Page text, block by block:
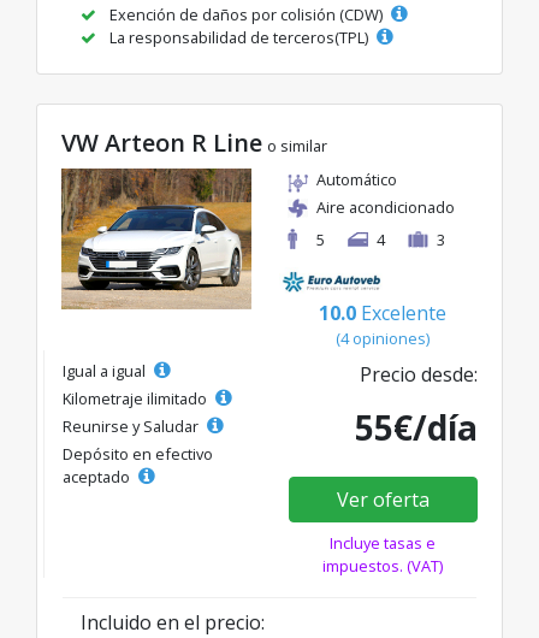
Exención de daños por colisión (CDW)
La responsabilidad de terceros(TPL)
VW Arteon R Line o similar
Automático
Aire acondicionado
5
4 3
10.0 Excelente
(4 opiniones)
Igual a igual
Kilometraje ilimitado
Reunirse y Saludar
Depósito en efectivo
aceptado
Precio desde:
55€/día
Ver oferta
Incluye tasas e
impuestos. (VAT)
Incluido en el precio: